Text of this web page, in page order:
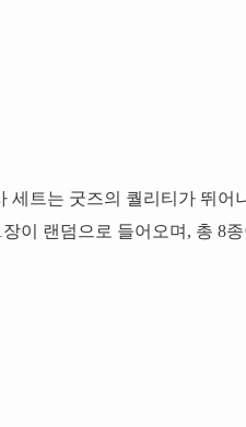
세트는 굿즈의 퀄리티가 뛰어
장이 랜덤으로 들어오며, 총 8